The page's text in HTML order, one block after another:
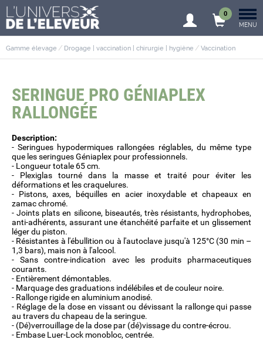
0
MENU
Gamme élevage Drogage | vaccination | chirurgie | hygiène Vaccination
SERINGUE PRO GÉNIAPLEX
RALLONGÉE
Description:
- Seringues hypodermiques rallongées réglables, du même type
que les seringues Géniaplex pour professionnels.
- Longueur totale 65 cm.
- Plexiglas tourné dans la masse et traité pour éviter les
déformations et les craquelures.
- Pistons, axes, béquilles en acier inoxydable et chapeaux en
zamac chromé.
- Joints plats en silicone, biseautés, très résistants, hydrophobes,
anti-adhérents, assurant une étanchéité parfaite et un glissement
léger du piston.
- Résistantes à l'ébullition ou à l'autoclave jusqu'à 125°C (30 min –
1,3 bars), mais non à l'alcool.
- Sans contre-indication avec les produits pharmaceutiques
courants.
- Entièrement démontables.
- Marquage des graduations indélébiles et de couleur noire.
- Rallonge rigide en aluminium anodisé.
- Réglage de la dose en vissant ou dévissant la rallonge qui passe
au travers du chapeau de la seringue.
- (Dé)verrouillage de la dose par (dé)vissage du contre-écrou.
- Embase Luer-Lock monobloc, centrée.